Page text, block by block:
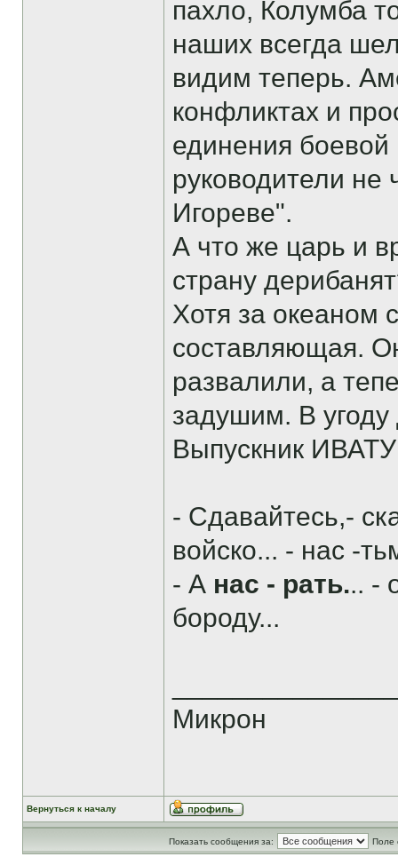
пахло, Колумба
наших всегда
видим теперь.
конфликтах и
единения
руководители не
Игореве".
А что же царь и
страну
Хотя за океаном
составляющая.
развалили, а
задушим. В
Выпускник ИВАТУ
- Сдавайтесь,-
войско... - нас -
- А нас - рать... -
бороду...
Микрон
Вернуться к началу
Показать сообщения за: Поле